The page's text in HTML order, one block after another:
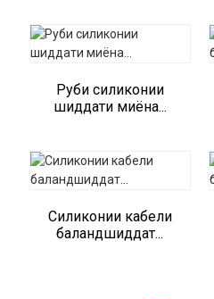
Руби силиконии
шиддати миёна...
Силиконии кабели
баландшиддат...